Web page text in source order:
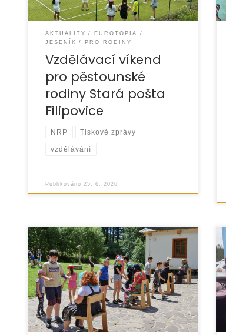
AKTUALITY
EUROTOPIA
JESENÍK
PRO RODINY
Vzdělávací víkend
pro pěstounské
rodiny Stará pošta
Filipovice
NRP Tiskové zprávy
vzdělávání
Publikováno 25. 6. 2026
Jako každý rok připravujeme na letní
prázdniny řadu volnočasových aktivit
pro děti ze znevýhodněných rodin.
Cílem je zpříjemnit jim dny